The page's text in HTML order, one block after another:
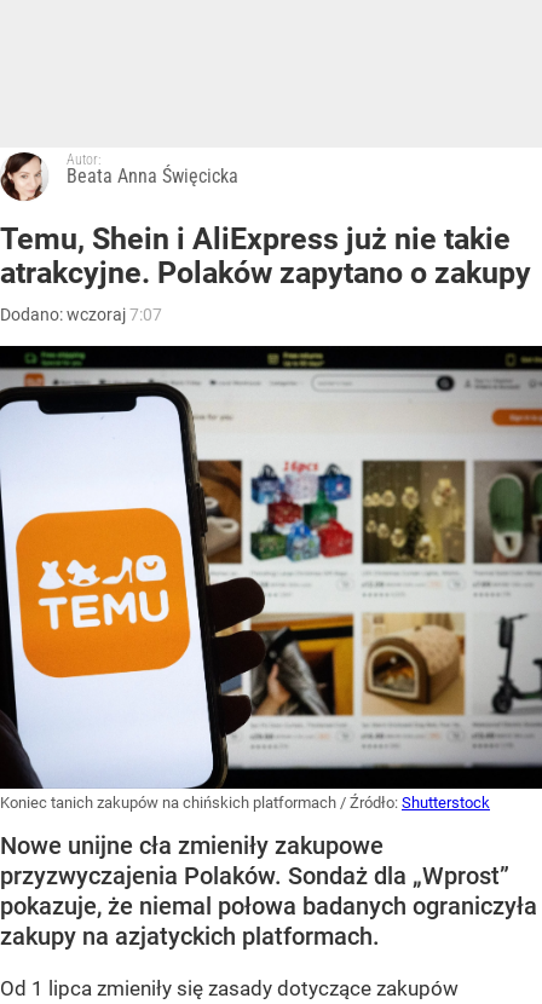
Autor:
Beata Anna Święcicka
Temu, Shein i AliExpress już nie takie
atrakcyjne. Polaków zapytano o zakupy
Dodano:wczoraj7:07
Koniec tanich zakupów na chińskich platformach / Źródło: Shutterstock
Nowe unijne cła zmieniły zakupowe
przyzwyczajenia Polaków. Sondaż dla „Wprost”
pokazuje, że niemal połowa badanych ograniczyła
zakupy na azjatyckich platformach.
Od 1 lipca zmieniły się zasady dotyczące zakupów